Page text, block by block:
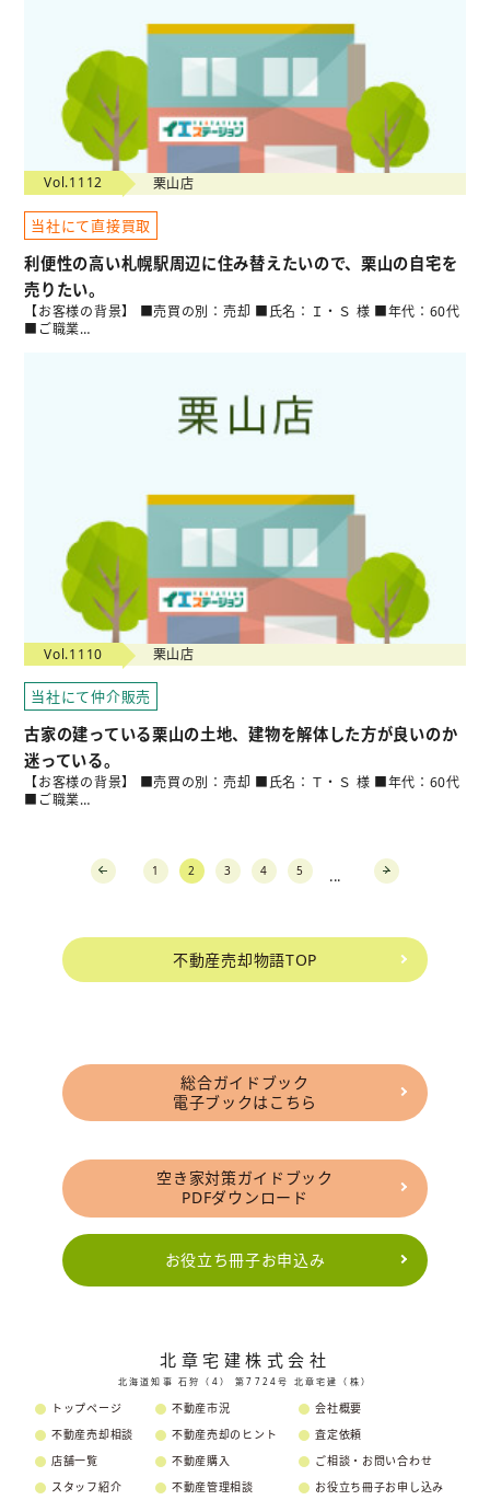
Vol.1112 栗山店
当社にて直接買取
利便性の高い札幌駅周辺に住み替えたいので、栗山の自宅を
売りたい。
【お客様の背景】 ■売買の別：売却 ■氏名：Ｉ・Ｓ 様 ■年代：60代
■ご職業…
Vol.1110 栗山店
当社にて仲介販売
古家の建っている栗山の土地、建物を解体した方が良いのか
迷っている。
【お客様の背景】 ■売買の別：売却 ■氏名：Ｔ・Ｓ 様 ■年代：60代
■ご職業…
1 2 3 4 5 ...
不動産売却物語TOP
総合ガイドブック
電子ブックはこちら
空き家対策ガイドブック
PDFダウンロード
お役立ち冊子お申込み
北章宅建株式会社
北海道知事 石狩（4） 第7724号 北章宅建（株）
トップページ
不動産売却相談
店舗一覧
スタッフ紹介
不動産市況
不動産売却のヒント
不動産購入
不動産管理相談
会社概要
査定依頼
ご相談・お問い合わせ
お役立ち冊子お申し込み